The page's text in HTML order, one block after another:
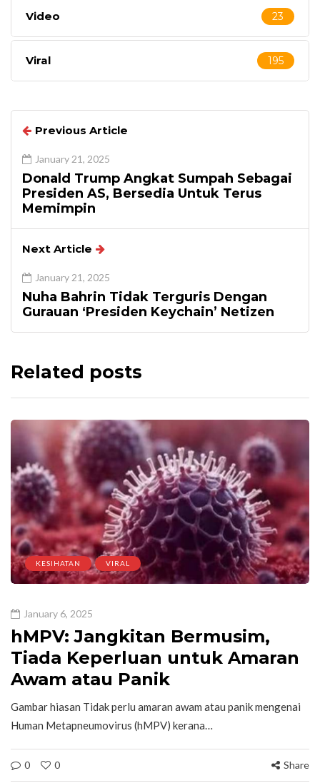
Video 23
Viral 195
Previous Article
January 21, 2025
Donald Trump Angkat Sumpah Sebagai
Presiden AS, Bersedia Untuk Terus
Memimpin
Next Article
January 21, 2025
Nuha Bahrin Tidak Terguris Dengan
Gurauan ‘Presiden Keychain’ Netizen
Related posts
KESIHATAN VIRAL
January 6, 2025
hMPV: Jangkitan Bermusim,
Tiada Keperluan untuk Amaran
Awam atau Panik
Gambar hiasan Tidak perlu amaran awam atau panik mengenai
Human Metapneumovirus (hMPV) kerana…
0 0 Share